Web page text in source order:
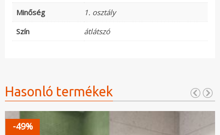
Minőség
1. osztály
Szín
átlátszó
Hasonló termékek
-49%